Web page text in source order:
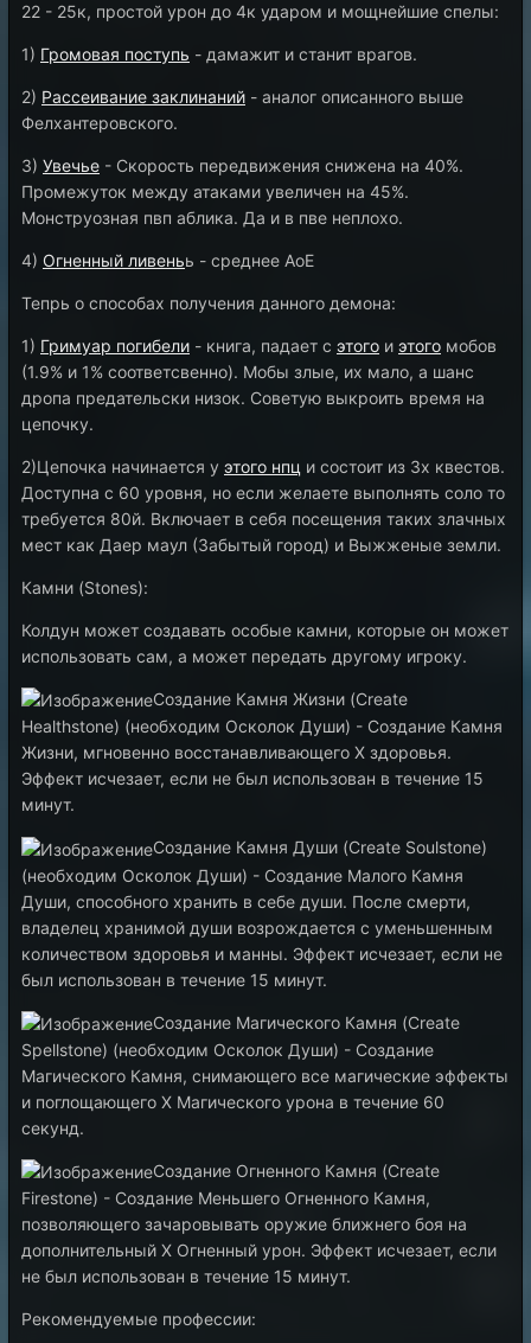
22 - 25к, простой урон до 4к ударом и мощнейшие спелы:
1) Громовая поступь - дамажит и станит врагов.
2) Рассеивание заклинаний - аналог описанного выше
Фелхантеровского.
3) Увечье - Скорость передвижения снижена на 40%.
Промежуток между атаками увеличен на 45%.
Монструозная пвп аблика. Да и в пве неплохо.
4) Огненный ливеньь - среднее АоЕ
Тепрь о способах получения данного демона:
1) Гримуар погибели - книга, падает с этого и этого мобов
(1.9% и 1% соответсвенно). Мобы злые, их мало, а шанс
дропа предательски низок. Советую выкроить время на
цепочку.
2)Цепочка начинается у этого нпц и состоит из 3х квестов.
Доступна с 60 уровня, но если желаете выполнять соло то
требуется 80й. Включает в себя посещения таких злачных
мест как Даер маул (Забытый город) и Выжженые земли.
Камни (Stones):
Колдун может создавать особые камни, которые он может
использовать сам, а может передать другому игроку.
Создание Камня Жизни (Create
Healthstone) (необходим Осколок Души) - Создание Камня
Жизни, мгновенно восстанавливающего X здоровья.
Эффект исчезает, если не был использован в течение 15
минут.
Создание Камня Души (Create Soulstone)
(необходим Осколок Души) - Создание Малого Камня
Души, способного хранить в себе души. После смерти,
владелец хранимой души возрождается с уменьшенным
количеством здоровья и манны. Эффект исчезает, если не
был использован в течение 15 минут.
Создание Магического Камня (Create
Spellstone) (необходим Осколок Души) - Создание
Магического Камня, снимающего все магические эффекты
и поглощающего X Магического урона в течение 60
секунд.
Создание Огненного Камня (Create
Firestone) - Создание Меньшего Огненного Камня,
позволяющего зачаровывать оружие ближнего боя на
дополнительный X Огненный урон. Эффект исчезает, если
не был использован в течение 15 минут.
Рекомендуемые профессии: